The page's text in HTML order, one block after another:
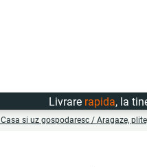
Livrarerapida, la tine
Casa si uz gospodaresc / Aragaze,